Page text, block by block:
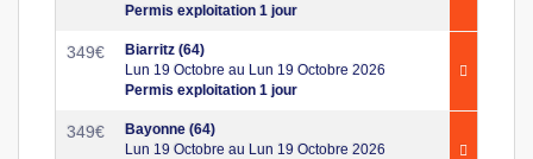
Permis exploitation 1 jour
349€
Biarritz (64)
Lun 19 Octobre au Lun 19 Octobre 2026
Permis exploitation 1 jour
349€
Bayonne (64)
Lun 19 Octobre au Lun 19 Octobre 2026